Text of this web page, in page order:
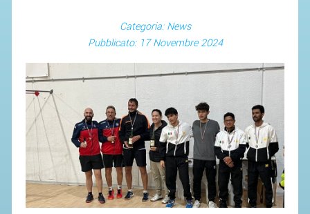
Categoria: News
Pubblicato: 17 Novembre 2024